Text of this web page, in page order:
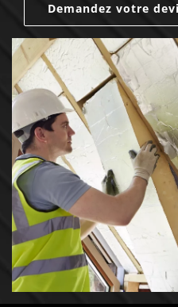
Demandez votre